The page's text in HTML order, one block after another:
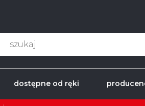
dostępne od ręki